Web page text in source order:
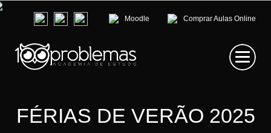
Moodle Comprar Aulas Online
FÉRIAS DE VERÃO 2025